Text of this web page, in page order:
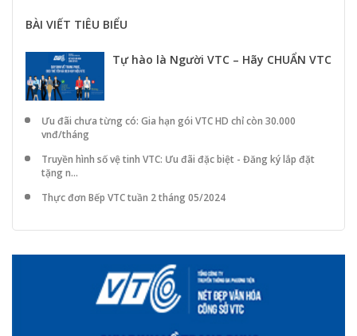
BÀI VIẾT TIÊU BIỂU
Tự hào là Người VTC – Hãy CHUẨN VTC
Ưu đãi chưa từng có: Gia hạn gói VTC HD chỉ còn 30.000
vnđ/tháng
Truyền hình số vệ tinh VTC: Ưu đãi đặc biệt - Đăng ký lắp đặt
tặng n...
Thực đơn Bếp VTC tuần 2 tháng 05/2024